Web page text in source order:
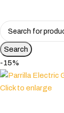
Search
-15%
Click to enlarge